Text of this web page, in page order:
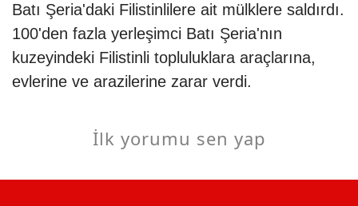
Batı Şeria'daki Filistinlilere ait mülklere saldırdı.
100'den fazla yerleşimci Batı Şeria'nın
kuzeyindeki Filistinli topluluklara araçlarına,
evlerine ve arazilerine zarar verdi.
İlk yorumu sen yap